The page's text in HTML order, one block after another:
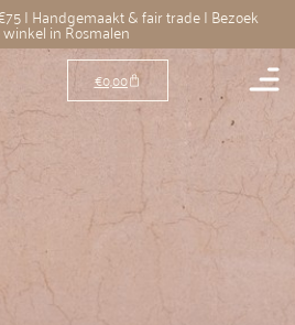
| Handgemaakt & fair trade | Bezoek
in Rosmalen
€0,00